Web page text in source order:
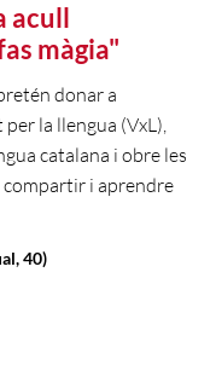
acull
màgia"
donar a
la llengua (VxL),
catalana i obre les
compartir i aprendre
40)